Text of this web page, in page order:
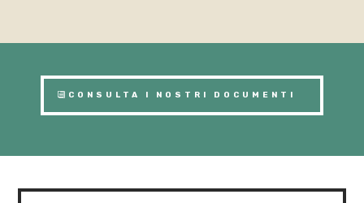
CONSULTA I NOSTRI DOCUMENTI